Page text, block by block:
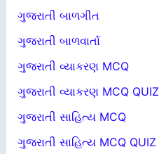
ગુજરાતી બાળગીત
ગુજરાતી બાળવાર્તા
ગુજરાતી વ્યાકરણ MCQ
ગુજરાતી વ્યાકરણ MCQ QUIZ
ગુજરાતી સાહિત્ય MCQ
ગુજરાતી સાહિત્ય MCQ QUIZ